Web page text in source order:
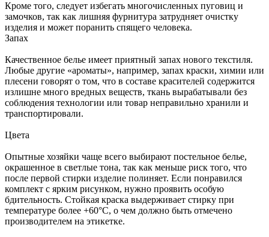
Кроме того, следует избегать многочисленных пуговиц и
замочков, так как лишняя фурнитура затрудняет очистку
изделия и может поранить спящего человека.
Запах
Качественное белье имеет приятный запах нового текстиля.
Любые другие «ароматы», например, запах краски, химии или
плесени говорят о том, что в составе красителей содержится
излишне много вредных веществ, ткань вырабатывали без
соблюдения технологии или товар неправильно хранили и
транспортировали.
Цвета
Опытные хозяйки чаще всего выбирают постельное белье,
окрашенное в светлые тона, так как меньше риск того, что
после первой стирки изделие полиняет. Если понравился
комплект с ярким рисунком, нужно проявить особую
бдительность. Стойкая краска выдерживает стирку при
температуре более +60°С, о чем должно быть отмечено
производителем на этикетке.